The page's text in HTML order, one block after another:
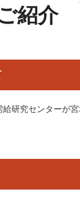
紹介
研究センターが